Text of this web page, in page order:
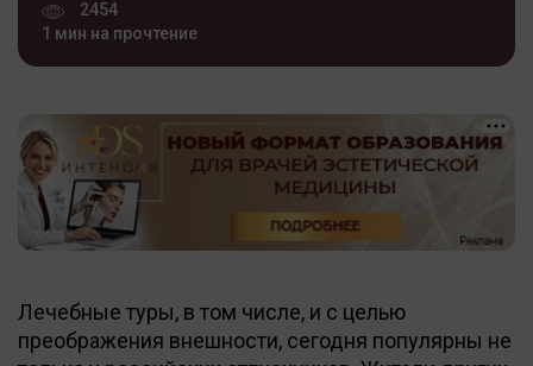
2454
1 мин на прочтение
Лечебные туры, в том числе, и с целью
преображения внешности, сегодня популярны не